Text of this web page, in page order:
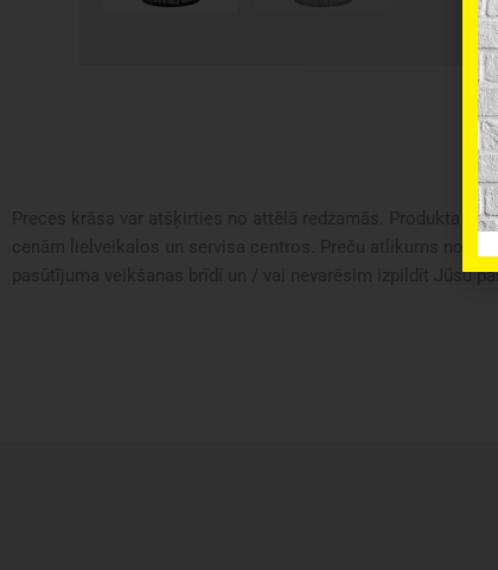
Preces krāsa var atšķirties no attēlā redzamās. Produkta
pasūtījuma veikšanas brīdī un / vai nevarēsim izpildīt Jūsu